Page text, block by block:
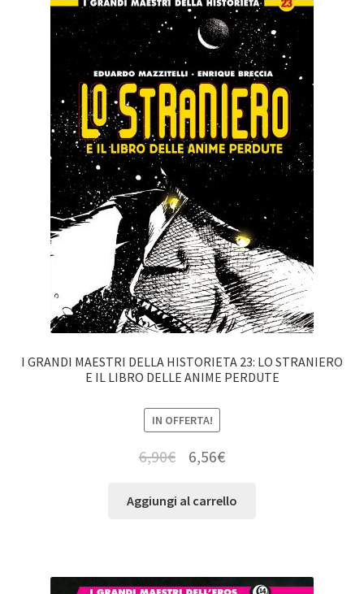
I GRANDI MAESTRI DELLA HISTORIETA 23: LO STRANIERO
E IL LIBRO DELLE ANIME PERDUTE
IN OFFERTA!
6,90€ 6,56€
Aggiungi al carrello